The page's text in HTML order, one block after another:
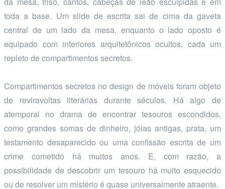
toda a base. Um slide de escrita sai de cima da gaveta
central de um lado da mesa, enquanto o lado oposto é
equipado com interiores arquitetônicos ocultos, cada um
repleto de compartimentos secretos.
Compartimentos secretos no design de móveis foram objeto
de reviravoltas literárias durante séculos. Há algo de
atemporal no drama de encontrar tesouros escondidos,
como grandes somas de dinheiro, jóias antigas, prata, um
testamento desaparecido ou uma confissão escrita de um
crime cometido há muitos anos. E, com razão, a
possibilidade de descobrir um tesouro há muito esquecido
ou de resolver um mistério é quase universalmente atraente.